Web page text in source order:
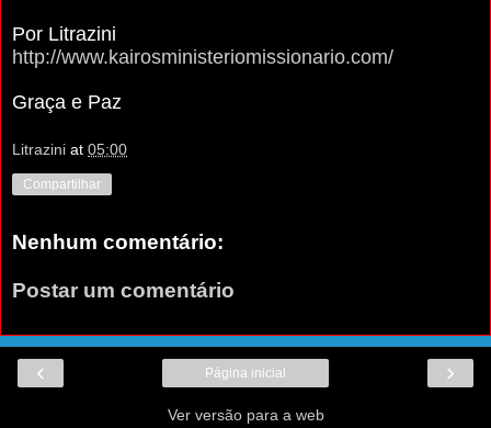
Por Litrazini
http://www.kairosministeriomissionario.com/
Graça e Paz
Litrazini at 05:00
Compartilhar
Nenhum comentário:
Postar um comentário
‹ ›
Página inicial
Ver versão para a web